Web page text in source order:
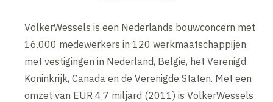
VolkerWessels is een Nederlands bouwconcern met
16.000 medewerkers in 120 werkmaatschappijen,
met vestigingen in Nederland, België, het Verenigd
Koninkrijk, Canada en de Verenigde Staten. Met een
omzet van EUR 4,7 miljard (2011) is VolkerWessels